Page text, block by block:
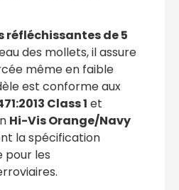
réfléchissantes de 5
des mollets, il assure
même en faible
est conforme aux
Class 1 et
Hi-Vis Orange/Navy
la spécification
pour les